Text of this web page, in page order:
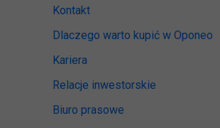
Kontakt
Dlaczego warto kupić w Oponeo
Kariera
Relacje inwestorskie
Biuro prasowe